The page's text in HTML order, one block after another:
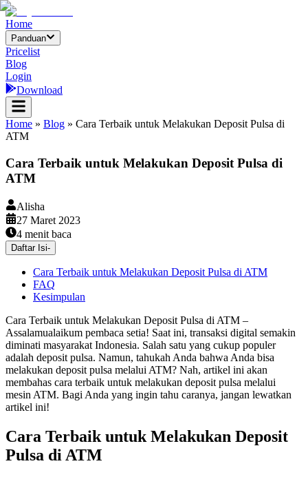
Home
Panduan
Pricelist
Blog
Login
Download
Home » Blog » Cara Terbaik untuk Melakukan Deposit Pulsa di
ATM
Cara Terbaik untuk Melakukan Deposit Pulsa di
ATM
Alisha
27 Maret 2023
4 menit baca
Daftar Isi-
Cara Terbaik untuk Melakukan Deposit Pulsa di ATM
FAQ
Kesimpulan
Cara Terbaik untuk Melakukan Deposit Pulsa di ATM –
Assalamualaikum pembaca setia! Saat ini, transaksi digital semakin
diminati masyarakat Indonesia. Salah satu yang cukup populer
adalah deposit pulsa. Namun, tahukah Anda bahwa Anda bisa
melakukan deposit pulsa melalui ATM? Nah, artikel ini akan
membahas cara terbaik untuk melakukan deposit pulsa melalui
mesin ATM. Bagi Anda yang ingin tahu caranya, jangan lewatkan
artikel ini!
Cara Terbaik untuk Melakukan Deposit
Pulsa di ATM